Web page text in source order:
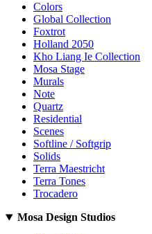
Colors
Global Collection
Foxtrot
Holland 2050
Kho Liang Ie Collection
Mosa Stage
Murals
Note
Quartz
Residential
Scenes
Softline / Softgrip
Solids
Terra Maestricht
Terra Tones
Trocadero
Mosa Design Studios